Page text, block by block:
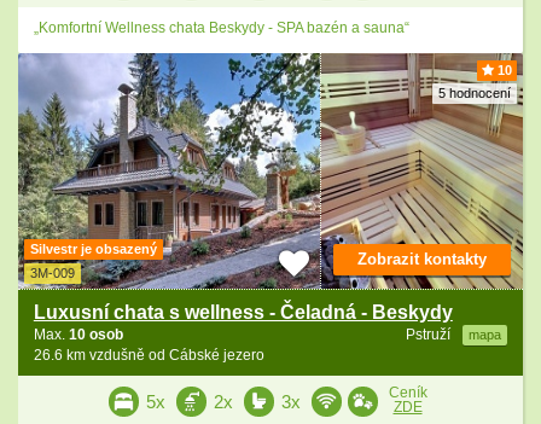
„Komfortní Wellness chata Beskydy - SPA bazén a sauna“
10
5 hodnocení
Silvestr je obsazený
3M-009
Luxusní chata s wellness - Čeladná - Beskydy
Pstruží mapa
Max. 10 osob
26.6 km vzdušně od Cábské jezero
Zobrazit kontakty
5x 2x 3x
Ceník
ZDE